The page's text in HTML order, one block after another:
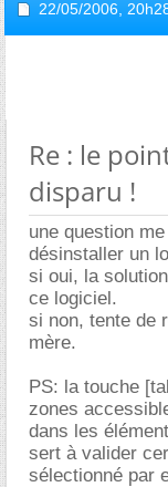
22/05/2006,
Re : le
disparu !
une question
désinstaller un
si oui, la
ce logiciel.
si non, tente de
mère.
PS: la touche
zones
dans les
sert à valider
sélectionné par